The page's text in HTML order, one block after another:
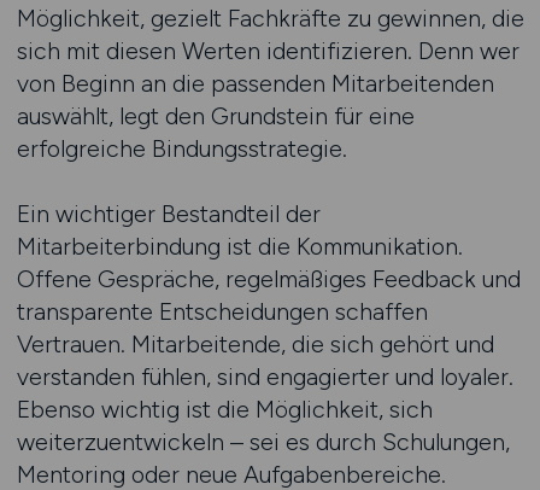
Möglichkeit, gezielt Fachkräfte zu gewinnen, die
sich mit diesen Werten identifizieren. Denn wer
von Beginn an die passenden Mitarbeitenden
auswählt, legt den Grundstein für eine
erfolgreiche Bindungsstrategie.
Ein wichtiger Bestandteil der
Mitarbeiterbindung ist die Kommunikation.
Offene Gespräche, regelmäßiges Feedback und
transparente Entscheidungen schaffen
Vertrauen. Mitarbeitende, die sich gehört und
verstanden fühlen, sind engagierter und loyaler.
Ebenso wichtig ist die Möglichkeit, sich
weiterzuentwickeln – sei es durch Schulungen,
Mentoring oder neue Aufgabenbereiche.